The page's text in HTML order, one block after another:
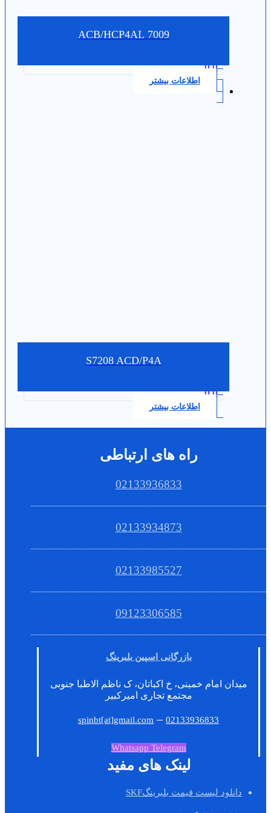
7009 ACB/HCP4AL
0.0
اطلاعات بیشتر
S7208 ACD/P4A
0.0
اطلاعات بیشتر
راه های ارتباطی
02133936833
02133934873
02133985527
09123306585
بازرگانی اسپین بلبرینگ
میدان امام خمینی، خ اکباتان، ک ناظم الاطبا جنوبی
مجتمع تجاری امیرکبیر
spinbt[at]gmail.com –02133936833
Whatsapp Telegram
لینک های مفید
دانلود لیست قیمت بلبرینگSKF